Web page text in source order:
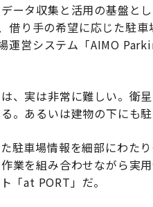
ータ収集と活用の基盤と
借り手の希望に応じた駐
運営システム「AIMO
、実は非常に難しい。衛
。あるいは建物の下にも
駐車場情報を細部にわた
業を組み合わせながら実
「at PORT」だ。